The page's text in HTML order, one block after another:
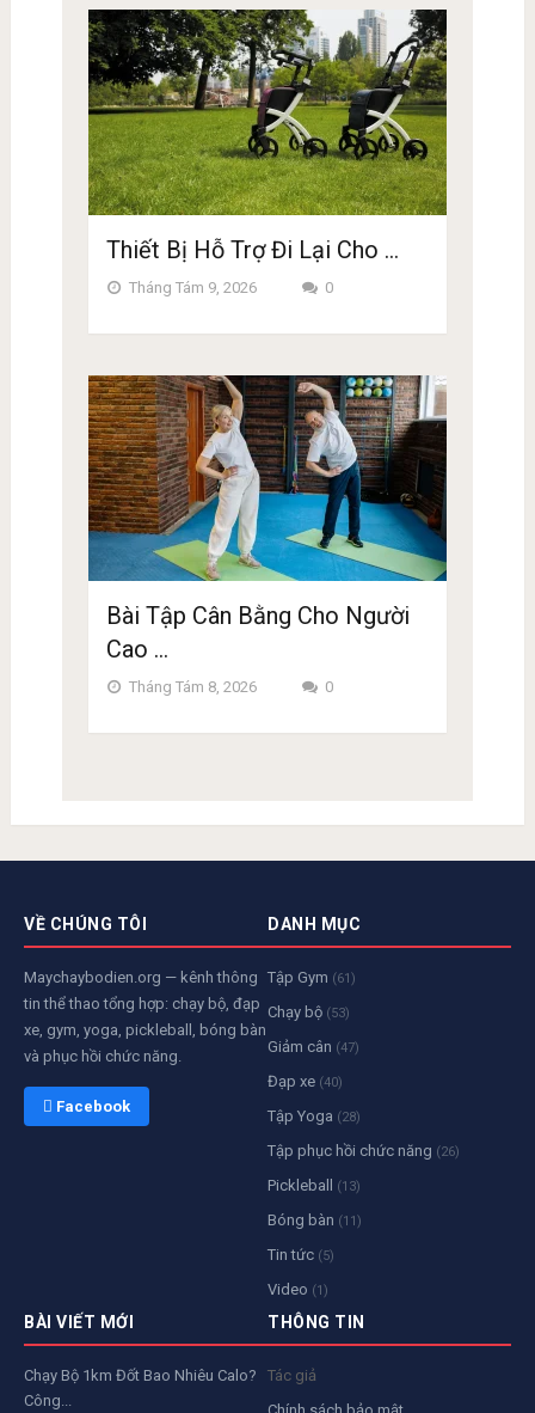
Thiết Bị Hỗ Trợ Đi Lại Cho …
Tháng Tám 9, 2026 0
Bài Tập Cân Bằng Cho Người
Cao …
Tháng Tám 8, 2026 0
VỀ CHÚNG TÔI
Maychaybodien.org — kênh thông
tin thể thao tổng hợp: chạy bộ, đạp
xe, gym, yoga, pickleball, bóng bàn
và phục hồi chức năng.
 Facebook
DANH MỤC
Tập Gym (61)
Chạy bộ (53)
Giảm cân (47)
Đạp xe (40)
Tập Yoga (28)
Tập phục hồi chức năng (26)
Pickleball (13)
Bóng bàn (11)
Tin tức (5)
Video (1)
BÀI VIẾT MỚI
Chạy Bộ 1km Đốt Bao Nhiêu Calo?
Công...
THÔNG TIN
Tác giả